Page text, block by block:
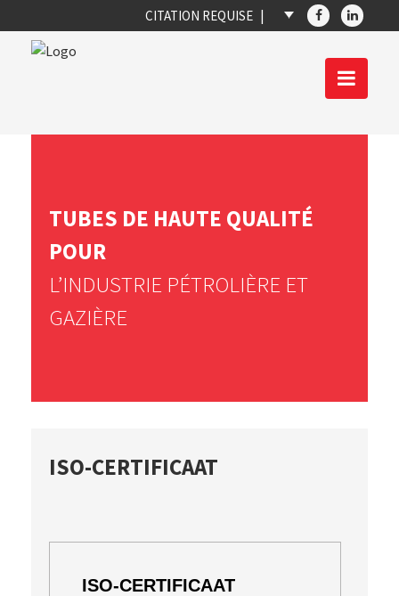
CITATION REQUISE
TUBES DE HAUTE QUALITÉ
POUR
L’INDUSTRIE PÉTROLIÈRE ET
GAZIÈRE
ISO-CERTIFICAAT
ISO-CERTIFICAAT